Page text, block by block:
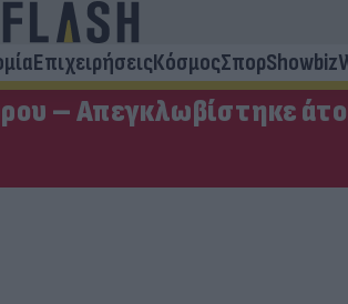
ΕπιχειρήσειςΚόσμοςΣπορShowbiz
– Απεγκλωβίστηκε